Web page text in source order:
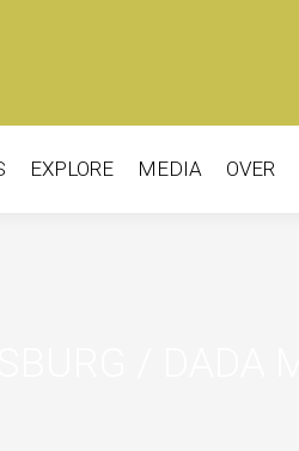
EXPLORE MEDIA OVER